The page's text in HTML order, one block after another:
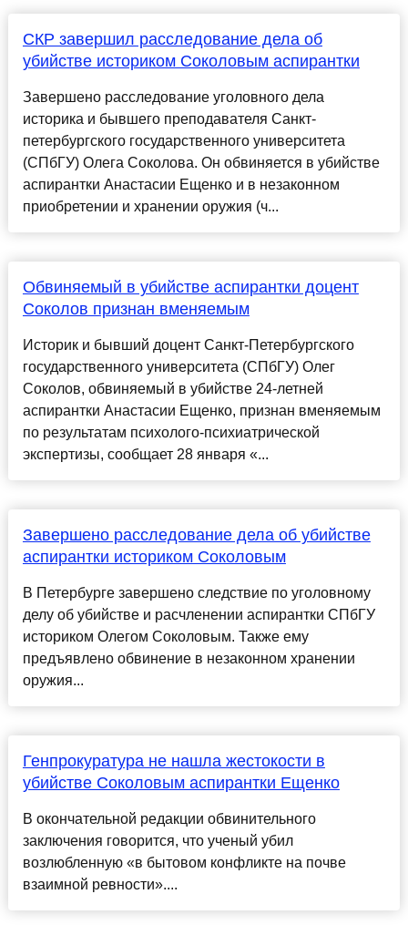
СКР завершил расследование дела об
убийстве историком Соколовым аспирантки
Завершено расследование уголовного дела
историка и бывшего преподавателя Санкт-
петербургского государственного университета
(СПбГУ) Олега Соколова. Он обвиняется в убийстве
аспирантки Анастасии Ещенко и в незаконном
приобретении и хранении оружия (ч...
Обвиняемый в убийстве аспирантки доцент
Соколов признан вменяемым
Историк и бывший доцент Санкт-Петербургского
государственного университета (СПбГУ) Олег
Соколов, обвиняемый в убийстве 24-летней
аспирантки Анастасии Ещенко, признан вменяемым
по результатам психолого-психиатрической
экспертизы, сообщает 28 января «...
Завершено расследование дела об убийстве
аспирантки историком Соколовым
В Петербурге завершено следствие по уголовному
делу об убийстве и расчленении аспирантки СПбГУ
историком Олегом Соколовым. Также ему
предъявлено обвинение в незаконном хранении
оружия...
Генпрокуратура не нашла жестокости в
убийстве Соколовым аспирантки Ещенко
В окончательной редакции обвинительного
заключения говорится, что ученый убил
возлюбленную «в бытовом конфликте на почве
взаимной ревности»....